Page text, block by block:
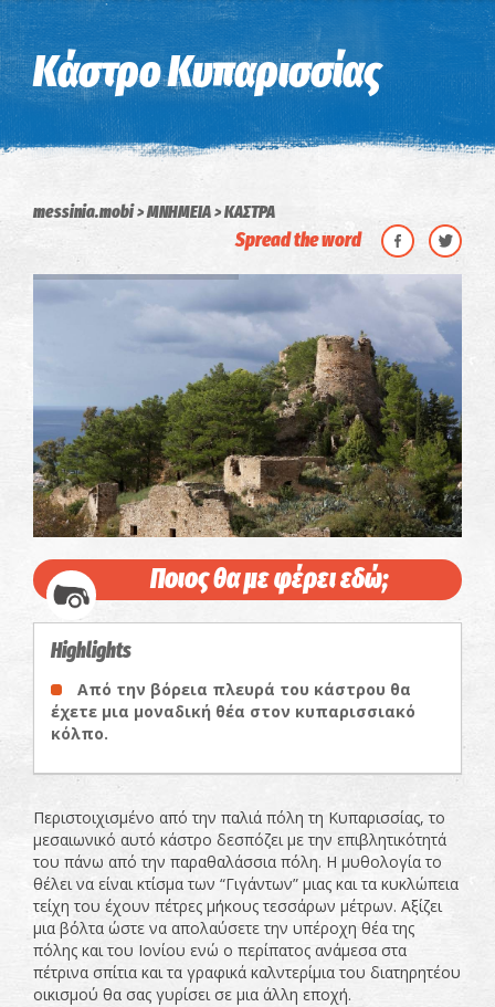
Η εικόνα ενδέχεται να υπόκειται σε πνευματικά δικαιώματα Όροι
Κάστρο Κυπαρισσίας
messinia.mobi ΜΝΗΜΕΙΑ ΚΑΣΤΡΑ
Spread the word
Ποιος θα με φέρει εδώ;
Highlights
Από την βόρεια πλευρά του κάστρου θα
έχετε μια μοναδική θέα στον κυπαρισσιακό
κόλπο.
Περιστοιχισμένο από την παλιά πόλη τη Κυπαρισσίας, το
μεσαιωνικό αυτό κάστρο δεσπόζει με την επιβλητικότητά
του πάνω από την παραθαλάσσια πόλη. Η μυθολογία το
θέλει να είναι κτίσμα των “Γιγάντων” μιας και τα κυκλώπεια
τείχη του έχουν πέτρες μήκους τεσσάρων μέτρων. Αξίζει
μια βόλτα ώστε να απολαύσετε την υπέροχη θέα της
πόλης και του Ιονίου ενώ ο περίπατος ανάμεσα στα
πέτρινα σπίτια και τα γραφικά καλντερίμια του διατηρητέου
οικισμού θα σας γυρίσει σε μια άλλη εποχή.